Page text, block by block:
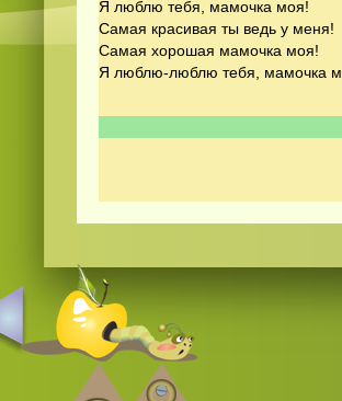
Я люблю тебя, мамочка моя!
Самая красивая ты ведь у меня!
Самая хорошая мамочка моя!
Я люблю-люблю тебя, мамочка